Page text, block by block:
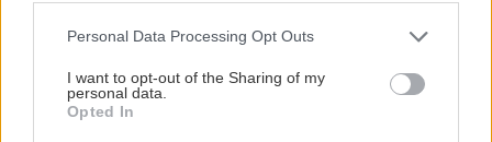
Personal Data Processing Opt Outs
I want to opt-out of the Sharing of my
personal data.
Opted In
16:32
ΣΠΙΤΙ